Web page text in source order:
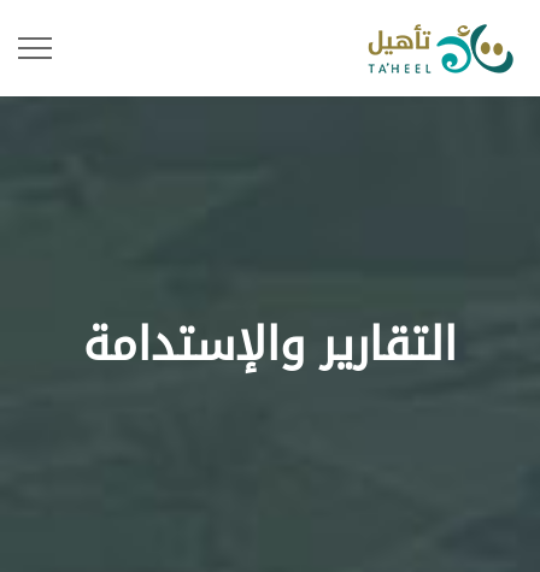
التقارير والإستدامة